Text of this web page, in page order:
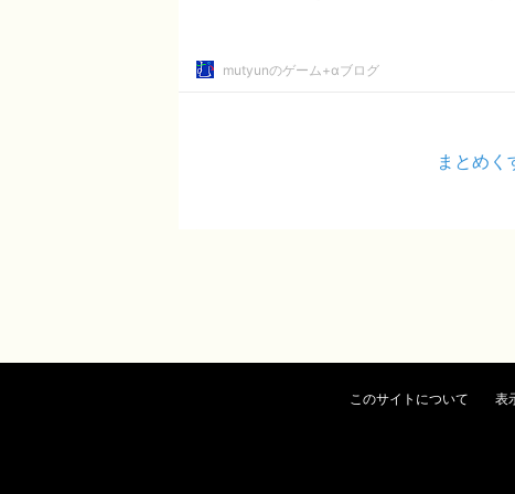
mutyunのゲーム+αブログ
まとめく
このサイトについて 表